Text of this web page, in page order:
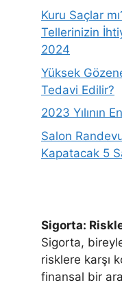
Kuru Saçlar
Tellerinizin
2024
Yüksek
Tedavi Edilir?
2023 Yılının
Salon
Kapatacak 5
Sigorta:
Sigorta,
risklere karşı
finansal bir